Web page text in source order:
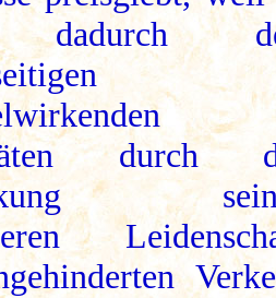
dadurch
durch